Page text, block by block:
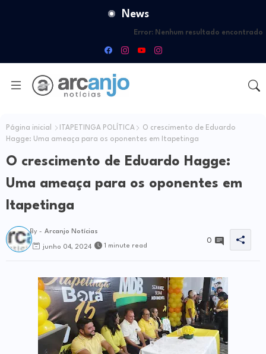
News
Error: Nenhum resultado encontrado
Página inicial ITAPETINGA POLÍTICA
O crescimento de Eduardo
Hagge: Uma ameaça para os oponentes em Itapetinga
O crescimento de Eduardo Hagge:
Uma ameaça para os oponentes em
Itapetinga
By - Arcanjo Notícias
junho 04, 2024 1 minute read
0